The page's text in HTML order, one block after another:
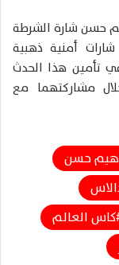
حسن شارة الشرطة
أمنية ذهبية
تأمين هذا الحدث
مشاركتهما مع
حسن
كاس العالم